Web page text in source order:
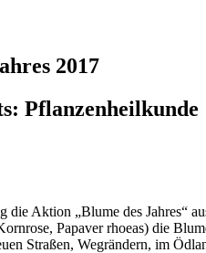
2017
Pflanzenheilkunde
Aktion „Blume des Jahres“
Papaver rhoeas) die
Straßen, Wegrändern, im